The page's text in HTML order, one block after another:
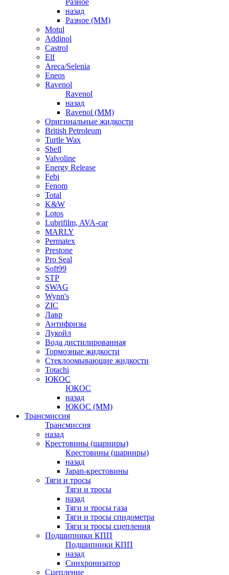
Разное
назад
Разное (ММ)
Motul
Addinol
Castrol
Elf
Areca/Selenia
Eneos
Ravenol
Ravenol
назад
Ravenol (ММ)
Оригинальные жидкости
British Petroleum
Turtle Wax
Shell
Valvoline
Energy Release
Febi
Fenom
Total
K&W
Lotos
Lubrifilm, AVA-car
MARLY
Permatex
Prestone
Pro Seal
Soft99
STP
SWAG
Wynn's
ZIC
Лавр
Антифризы
Лукойл
Вода дистилированная
Тормозные жидкости
Стеклоомывающие жидкости
Totachi
ЮКОС
ЮКОС
назад
ЮКОС (ММ)
Трансмиссия
Трансмиссия
назад
Крестовины (шарниры)
Крестовины (шарниры)
назад
Japan-крестовины
Тяги и тросы
Тяги и тросы
назад
Тяги и тросы газа
Тяги и тросы спидометра
Тяги и тросы сцепления
Подшипники КПП
Подшипники КПП
назад
Синхронизатор
Сцепление